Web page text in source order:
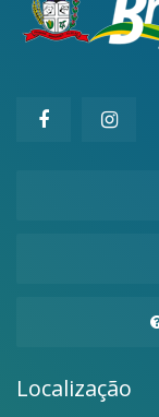
Localização